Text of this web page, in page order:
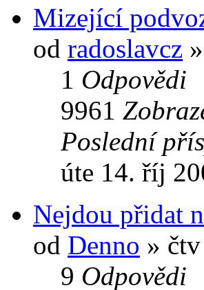
Mizející
od radoslavcz
1 Odpovědi
9961
Poslední
úte 14. říj
Nejdou přidat
od Denno »
9 Odpovědi